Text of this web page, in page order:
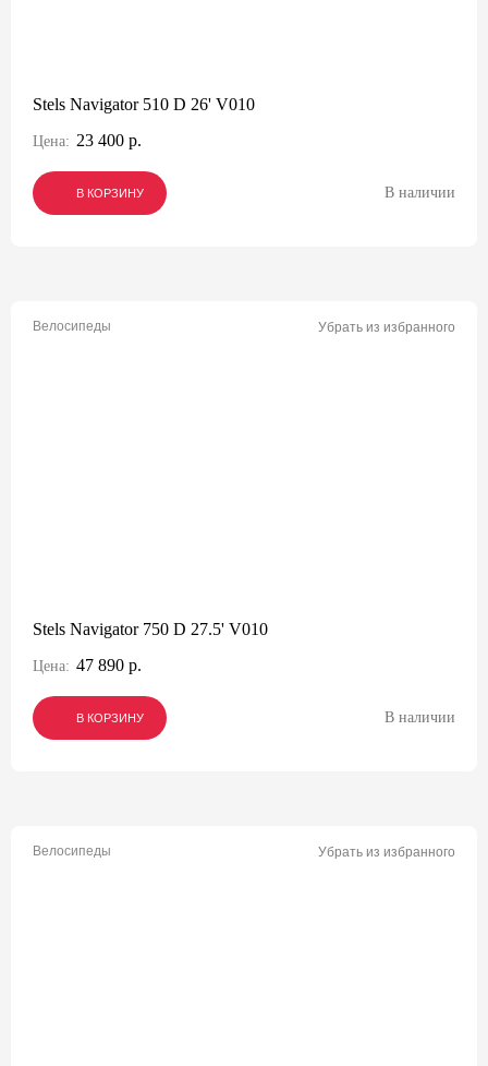
Stels Navigator 510 D 26' V010
Цена: 23 400 р.
В КОРЗИНУ
В КОРЗИНУ
В КОРЗИНУ В наличии
Велосипеды Убрать из избранного
Stels Navigator 750 D 27.5' V010
Цена: 47 890 р.
В КОРЗИНУ
В КОРЗИНУ
В КОРЗИНУ В наличии
Велосипеды Убрать из избранного